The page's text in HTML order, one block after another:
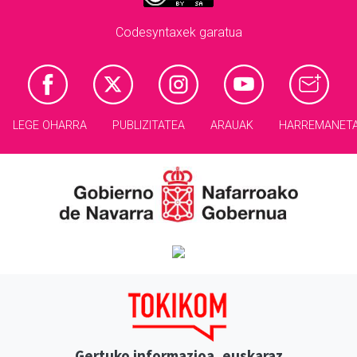
Codesyntaxek garatua
LEGE OHARRA PUBLIZITATEA ARAUAK